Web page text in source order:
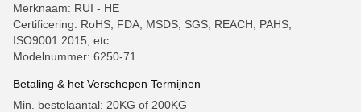
Merknaam: RUI - HE
Certificering: RoHS, FDA, MSDS, SGS, REACH, PAHS,
ISO9001:2015, etc.
Modelnummer: 6250-71
Betaling & het Verschepen Termijnen
Min. bestelaantal: 20KG of 200KG